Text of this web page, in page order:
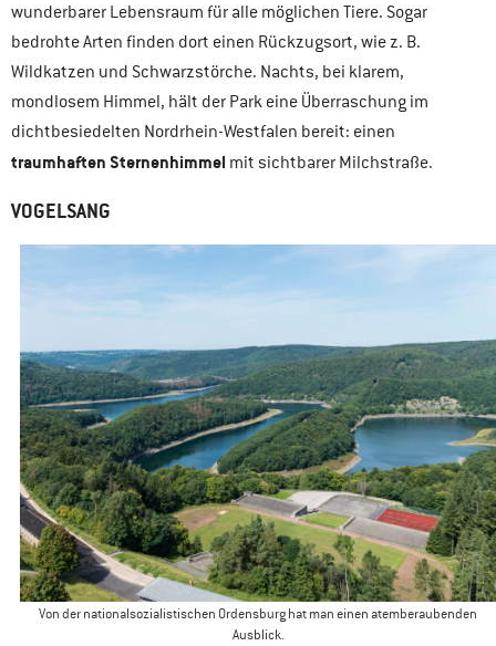
wunderbarer Lebensraum für alle möglichen Tiere. Sogar
bedrohte Arten finden dort einen Rückzugsort, wie z. B.
Wildkatzen und Schwarzstörche. Nachts, bei klarem,
mondlosem Himmel, hält der Park eine Überraschung im
dichtbesiedelten Nordrhein-Westfalen bereit: einen
traumhaften Sternenhimmel mit sichtbarer Milchstraße.
VOGELSANG
Von der nationalsozialistischen Ordensburg hat man einen atemberaubenden
Ausblick.